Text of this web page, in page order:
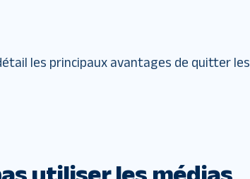
les principaux avantages de quitter les